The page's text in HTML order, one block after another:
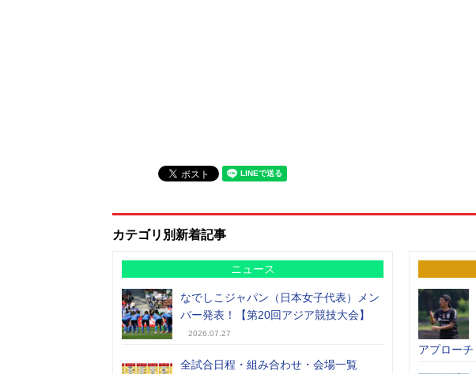
カテゴリ別新着記事
ニュース
なでしこジャパン（日本女子代表）メン
バー発表！【第20回アジア競技大会】
2026.07.27
全試合日程・組み合わせ・会場一覧
アプローチ